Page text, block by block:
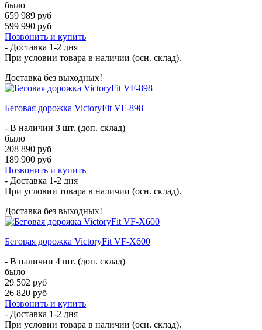
было
659 989 руб
599 990 руб
Позвонить и купить
- Доставка 1-2 дня
При условии товара в наличии (осн. склад).
Доставка без выходных!
Беговая дорожка VictoryFit VF-898
- В наличии 3 шт. (доп. склад)
было
208 890 руб
189 900 руб
Позвонить и купить
- Доставка 1-2 дня
При условии товара в наличии (осн. склад).
Доставка без выходных!
Беговая дорожка VictoryFit VF-X600
- В наличии 4 шт. (доп. склад)
было
29 502 руб
26 820 руб
Позвонить и купить
- Доставка 1-2 дня
При условии товара в наличии (осн. склад).